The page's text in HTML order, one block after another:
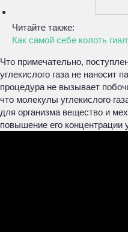
Читайте также:
Как самой себе колоть
Что примечательно,
углекислого газа не наносит
процедура не вызывает
что молекулы углекислого
для организма вещество и
повышение его концентрации